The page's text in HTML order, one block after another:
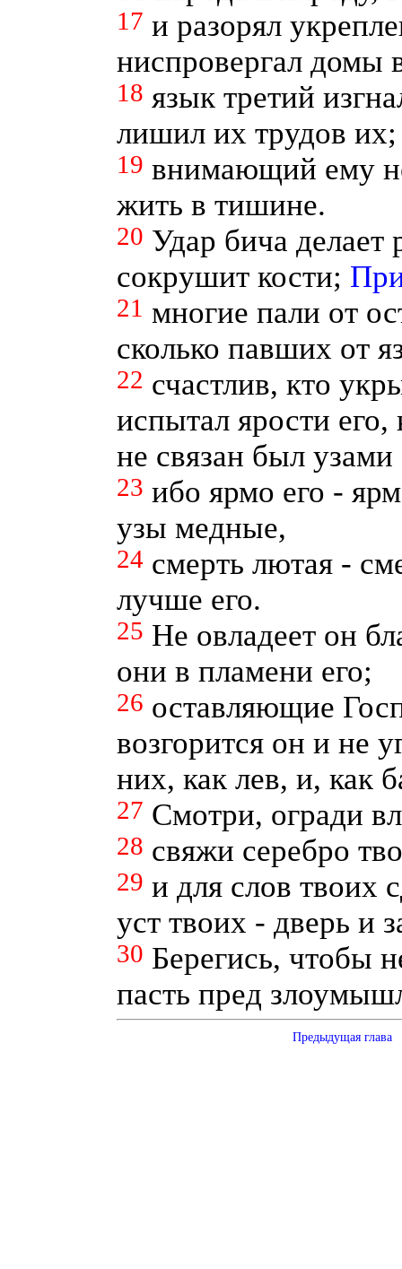
17 и разорял
ниспровергал домы
18 язык третий
лишил их трудов их;
19 внимающий ему
жить в тишине.
20 Удар бича делает
сокрушит кости;
21 многие пали от
сколько павших от
22 счастлив, кто
испытал ярости его,
не связан был узами
23 ибо ярмо его -
узы медные,
24 смерть лютая -
лучше его.
25 Не овладеет он
они в пламени его;
26 оставляющие
возгорится он и не
них, как лев, и, как
27 Смотри, огради
28 свяжи серебро
29 и для слов твоих
уст твоих - дверь и
30 Берегись, чтобы
пасть пред
Предыдущая глава